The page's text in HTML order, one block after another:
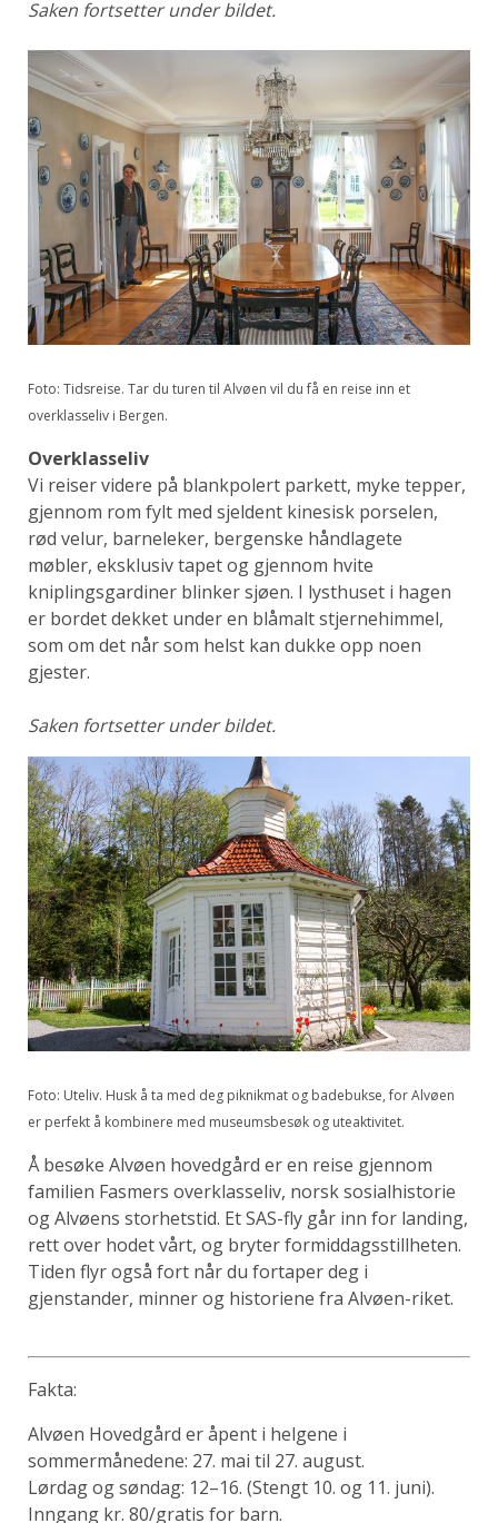
Saken fortsetter under bildet.
Foto: Tidsreise. Tar du turen til Alvøen vil du få en reise inn et
overklasseliv i Bergen.
Overklasseliv
Vi reiser videre på blankpolert parkett, myke tepper,
gjennom rom fylt med sjeldent kinesisk porselen,
rød velur, barneleker, bergenske håndlagete
møbler, eksklusiv tapet og gjennom hvite
kniplingsgardiner blinker sjøen. I lysthuset i hagen
er bordet dekket under en blåmalt stjernehimmel,
som om det når som helst kan dukke opp noen
gjester.
Saken fortsetter under bildet.
Foto: Uteliv. Husk å ta med deg piknikmat og badebukse, for Alvøen
er perfekt å kombinere med museumsbesøk og uteaktivitet.
Å besøke Alvøen hovedgård er en reise gjennom
familien Fasmers overklasseliv, norsk sosialhistorie
og Alvøens storhetstid. Et SAS-fly går inn for landing,
rett over hodet vårt, og bryter formiddagsstillheten.
Tiden flyr også fort når du fortaper deg i
gjenstander, minner og historiene fra Alvøen-riket.
Fakta:
Alvøen Hovedgård er åpent i helgene i
sommermånedene: 27. mai til 27. august.
Lørdag og søndag: 12–16. (Stengt 10. og 11. juni).
Inngang kr. 80/gratis for barn.